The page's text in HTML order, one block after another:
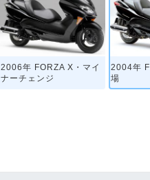
2006年 FORZA X・マイ
ナーチェンジ
2004年
場